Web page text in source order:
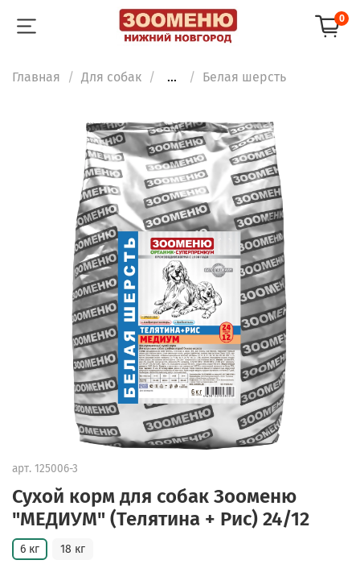
0
Главная Для собак ... Белая шерсть
арт. 125006-3
Сухой корм для собак Зооменю
"МЕДИУМ" (Телятина + Рис) 24/12
6 кг 18 кг